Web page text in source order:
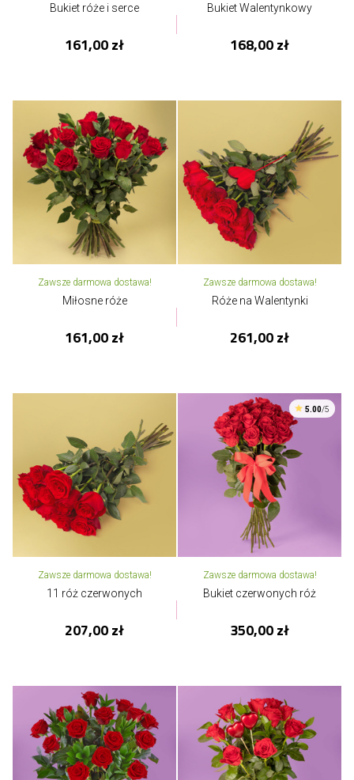
Bukiet róże i serce
161,00 zł
Bukiet Walentynkowy
168,00 zł
Zawsze darmowa dostawa!
Miłosne róże
161,00 zł
Zawsze darmowa dostawa!
Róże na Walentynki
261,00 zł
Zawsze darmowa dostawa!
11 róż czerwonych
207,00 zł
5.00/5
Zawsze darmowa dostawa!
Bukiet czerwonych róż
350,00 zł